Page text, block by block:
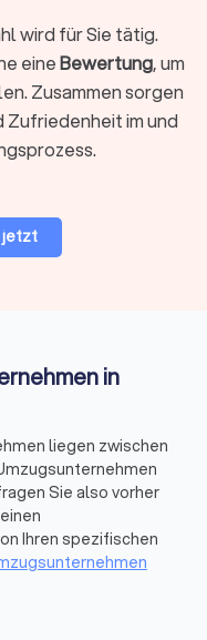
Terminen,
hohen Etagen,
oder
sich ein
200–320 €
240–400 €
wird für Sie tätig.
eineBewertung, um
Zusammen sorgen
Zufriedenheit im und
jetzt
in
liegen zwischen
Sie also vorher
Ihren spezifischen